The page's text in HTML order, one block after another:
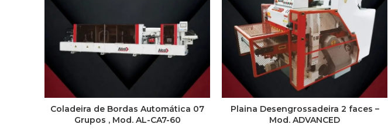
Coladeira de Bordas Automática 07
Grupos , Mod. AL-CA7-60
Plaina Desengrossadeira 2 faces –
Mod. ADVANCED